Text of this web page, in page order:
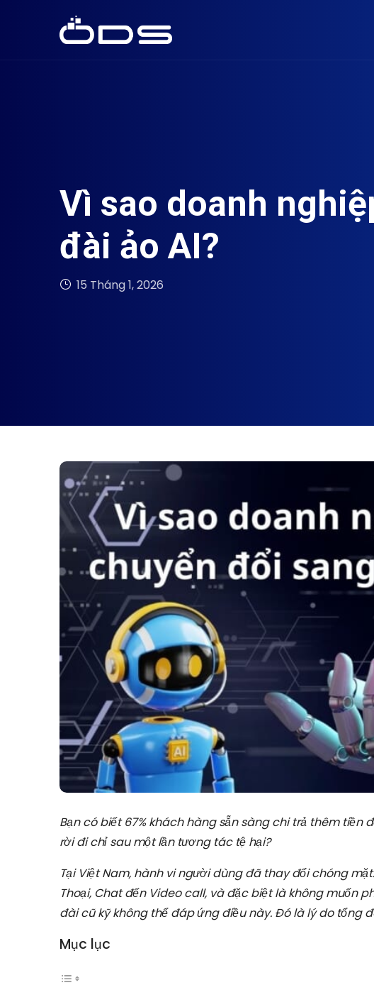
Vì sao doanh
đài ảo AI?
15 Tháng 1, 2026
Bạn có biết 67% khách hàng sẵn sàng chi trả thêm
rời đi chỉ sau một lần tương tác tệ hại?
Tại Việt Nam, hành vi người dùng đã thay đổi chóng
Thoại, Chat đến Video call, và đặc biệt là không muốn
đài cũ kỹ không thể đáp ứng điều này. Đó là lý do tổng
Mục lục